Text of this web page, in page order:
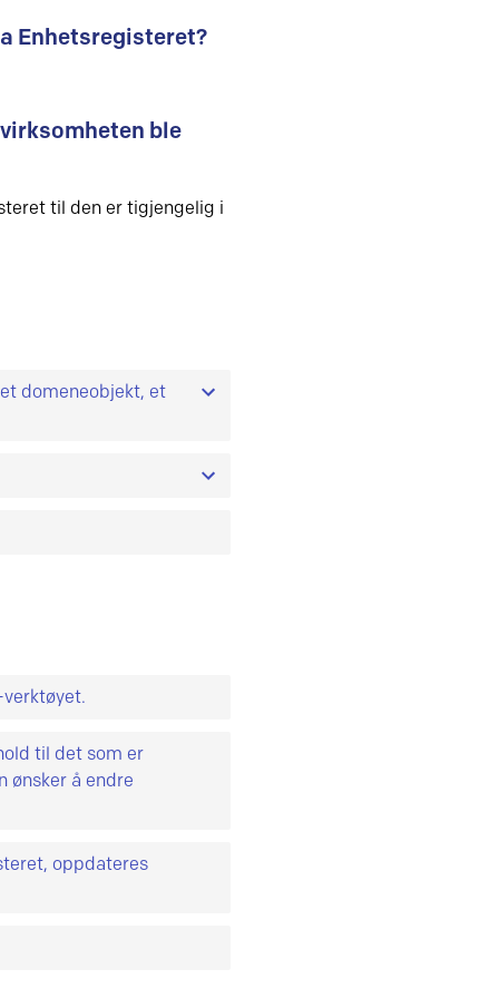
Enhetsregisteret?
ble
til den er tigjengelig i
domeneobjekt, et
objektet fra før.
er det noen
til det som er
ønsker å endre
oppdateres